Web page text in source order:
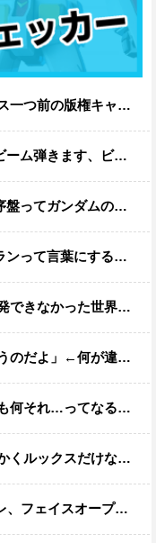
ってちょっと荷が重すぎない？」
」←二世代目でこれ出来るのおかしいだろ
中だと割と珍しい気がする
けでめっちゃいい人なのでは？
線のガンダムｗｗｗｗｗｗｗ
よ」←何が違うの？
る部分ｗｗｗｗｗｗｗｗ
クスだけなら最高だな
嫌いな男の子なんていません